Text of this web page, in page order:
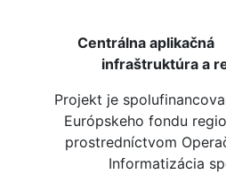
Centrálna aplikačná
infraštruktúra a
Projekt je
Európskeho fondu
prostredníctvom
Informatizácia